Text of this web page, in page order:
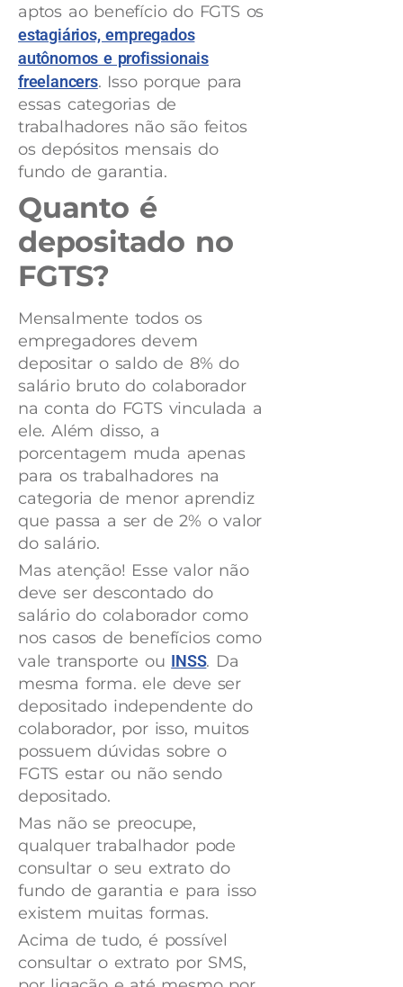
aptos ao benefício do FGTS os
estagiários, empregados
autônomos e profissionais
freelancers. Isso porque para
essas categorias de
trabalhadores não são feitos
os depósitos mensais do
fundo de garantia.
Quanto é
depositado no
FGTS?
Mensalmente todos os
empregadores devem
depositar o saldo de 8% do
salário bruto do colaborador
na conta do FGTS vinculada a
ele. Além disso, a
porcentagem muda apenas
para os trabalhadores na
categoria de menor aprendiz
que passa a ser de 2% o valor
do salário.
Mas atenção! Esse valor não
deve ser descontado do
salário do colaborador como
nos casos de benefícios como
vale transporte ou INSS. Da
mesma forma. ele deve ser
depositado independente do
colaborador, por isso, muitos
possuem dúvidas sobre o
FGTS estar ou não sendo
depositado.
Mas não se preocupe,
qualquer trabalhador pode
consultar o seu extrato do
fundo de garantia e para isso
existem muitas formas.
Acima de tudo, é possível
consultar o extrato por SMS,